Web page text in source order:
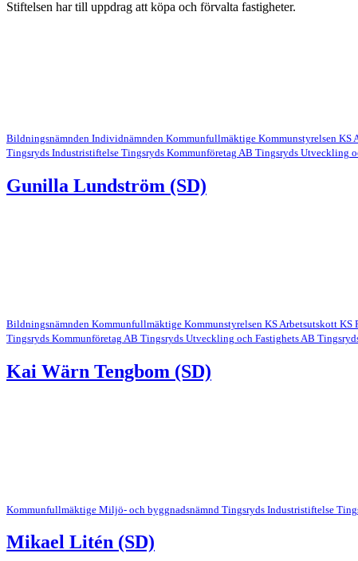
Stiftelsen har till uppdrag att köpa och förvalta fastigheter.
Bildningsnämnden Individnämnden Kommunfullmäktige Kommunstyrelsen KS
Tingsryds Industristiftelse Tingsryds Kommunföretag AB Tingsryds Utveckling
Gunilla Lundström (SD)
Bildningsnämnden Kommunfullmäktige Kommunstyrelsen KS Arbetsutskott KS
Tingsryds Kommunföretag AB Tingsryds Utveckling och Fastighets AB
Kai Wärn Tengbom (SD)
Kommunfullmäktige Miljö- och byggnadsnämnd Tingsryds Industristiftelse
Mikael Litén (SD)